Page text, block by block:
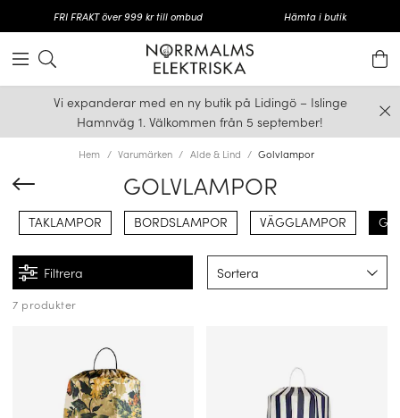
FRI FRAKT över 999 kr till ombud Hämta i butik
Vi expanderar med en ny butik på Lidingö – Islinge
Hamnväg 1. Välkommen från 5 september!
Hem Varumärken Alde & Lind Golvlampor
GOLVLAMPOR
TAKLAMPOR BORDSLAMPOR VÄGGLAMPOR
Filtrera Sortera
7 produkter